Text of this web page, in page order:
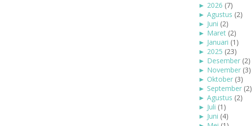
► 2026 (7)
► Agustus (2)
► Juni (2)
► Maret (2)
► Januari (1)
► 2025 (23)
► Desember (2)
► November (3)
► Oktober (3)
► September (2)
► Agustus (2)
► Juli (1)
► Juni (4)